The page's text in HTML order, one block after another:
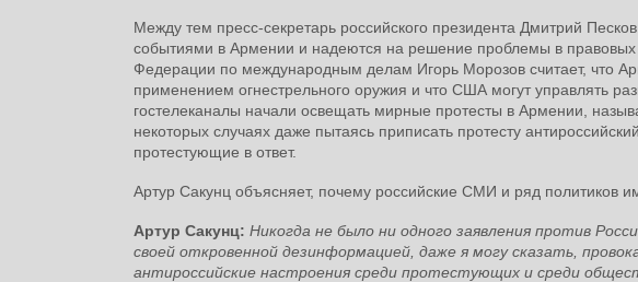
Между тем пресс-секретарь российского президента Дмитрий
событиями в Армении и надеются на решение проблемы в
Федерации по международным делам Игорь Морозов считает, что
применением огнестрельного оружия и что США могут управлять
гостелеканалы начали освещать мирные протесты в Армении,
некоторых случаях даже пытаясь приписать протесту
протестующие в ответ.
Артур Сакунц объясняет, почему российские СМИ и ряд политиков
Артур Сакунц: Никогда не было ни одного заявления против
своей откровенной дезинформацией, даже я могу сказать,
антироссийские настроения среди протестующих и среди